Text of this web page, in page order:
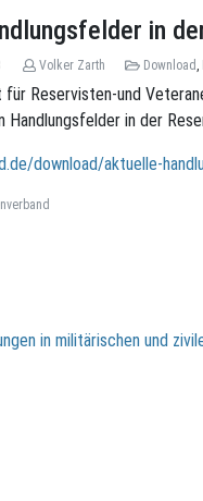
in
Volker Zarth Download,
für Reservisten-und
Handlungsfelder in der
download/aktuelle-
in militärischen und